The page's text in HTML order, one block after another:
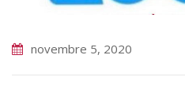
novembre 5, 2020